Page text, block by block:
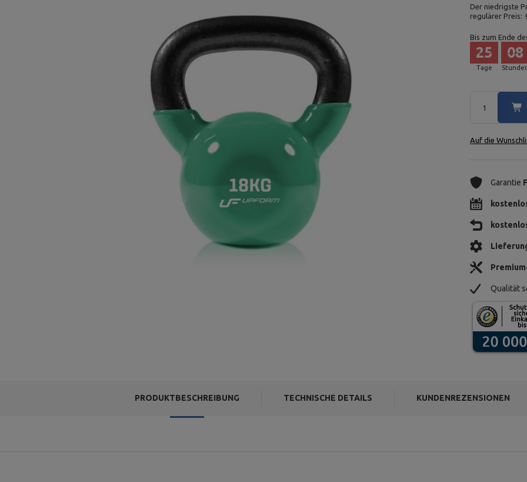
Der niedrigste
regulärer Preis:
Bis zum Ende
Tage
25 08
Auf die
Garantie
Qualität
PRODUKTBESCHREIBUNG TECHNISCHE DETAILS KUNDENREZENSIONEN